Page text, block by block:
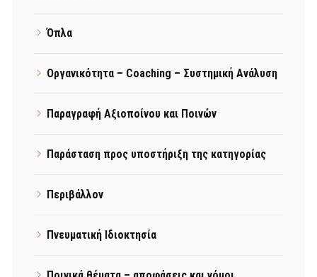
Όπλα
Οργανικότητα – Coaching – Συστημική Ανάλυση
Παραγραφή Αξιοποίνου και Ποινών
Παράσταση προς υποστήριξη της κατηγορίας
Περιβάλλον
Πνευματική Ιδιοκτησία